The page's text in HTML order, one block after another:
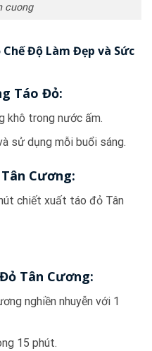
cuong
Độ Làm Đẹp và Sức
Táo Đỏ:
khô trong nước ấm.
sử dụng mỗi buổi sáng.
Cương:
chiết xuất táo đỏ Tân
Tân Cương:
nghiền nhuyễn với 1
15 phút.